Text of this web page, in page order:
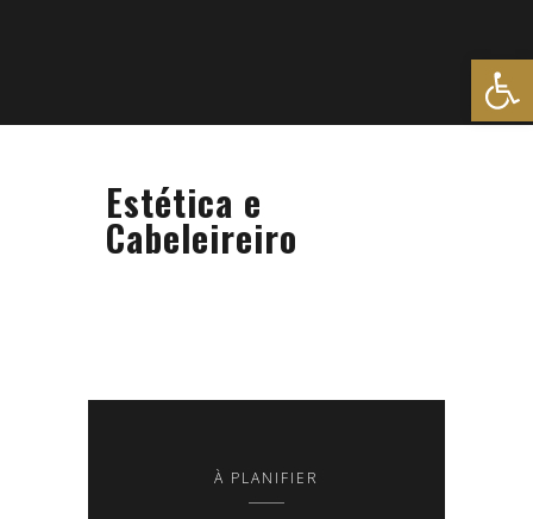
Estética e
Cabeleireiro
À PLANIFIER
Ouvrir